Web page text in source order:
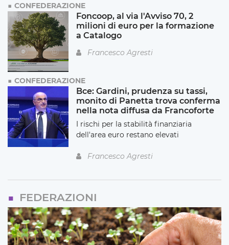
CONFEDERAZIONE
Foncoop, al via l'Avviso 70, 2
milioni di euro per la formazione
a Catalogo
Francesco Agresti
CONFEDERAZIONE
Bce: Gardini, prudenza su tassi,
monito di Panetta trova conferma
nella nota diffusa da Francoforte
I rischi per la stabilità finanziaria
dell'area euro restano elevati
Francesco Agresti
FEDERAZIONI